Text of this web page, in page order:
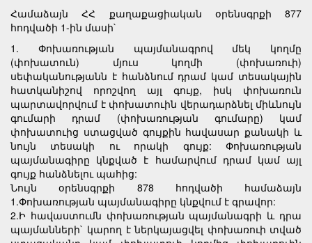
Համաձայն ՀՀ քաղաքացիական օրենսգրքի 877
հոդվածի 1-ին մասի`
1. Փոխառության պայմանագրով մեկ կողմը
(փոխատուն) մյուս կողմի (փոխառուի)
սեփականությանն է հանձնում դրամ կամ տեսակային
հատկանիշով որոշվող այլ գույք, իսկ փոխառուն
պարտավորվում է փոխատուին վերադարձնել միևնույն
գումարի դրամ (փոխառության գումարը) կամ
փոխատուից ստացված գույքին հավասար քանակի և
նույն տեսակի ու որակի գույք: Փոխառության
պայմանագիրը կնքված է համարվում դրամ կամ այլ
գույք հանձնելու պահից:
Նույն օրենսգրքի 878 հոդվածի համաձայն
1.Փոխառության պայմանագիրը կնքվում է գրավոր:
2.Ի հավաստումն փոխառության պայմանագրի և դրա
պայմանների` կարող է ներկայացվել փոխառուի տված